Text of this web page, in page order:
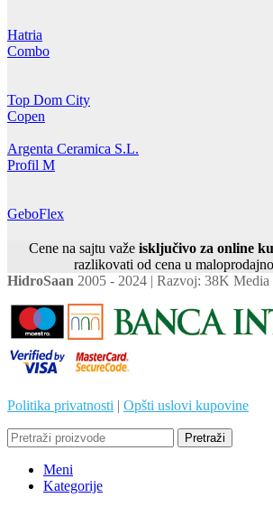
Hatria
Combo
Top Dom City
Copen
Argenta Ceramica S.L.
Profil M
GeboFlex
Cene na sajtu važe isključivo za online
razlikovati od cena u
HidroSaan 2005 - 2024 | Razvoj: 38K Media
Politika privatnosti | Opšti uslovi kupovine
Pretraži
Meni
Kategorije